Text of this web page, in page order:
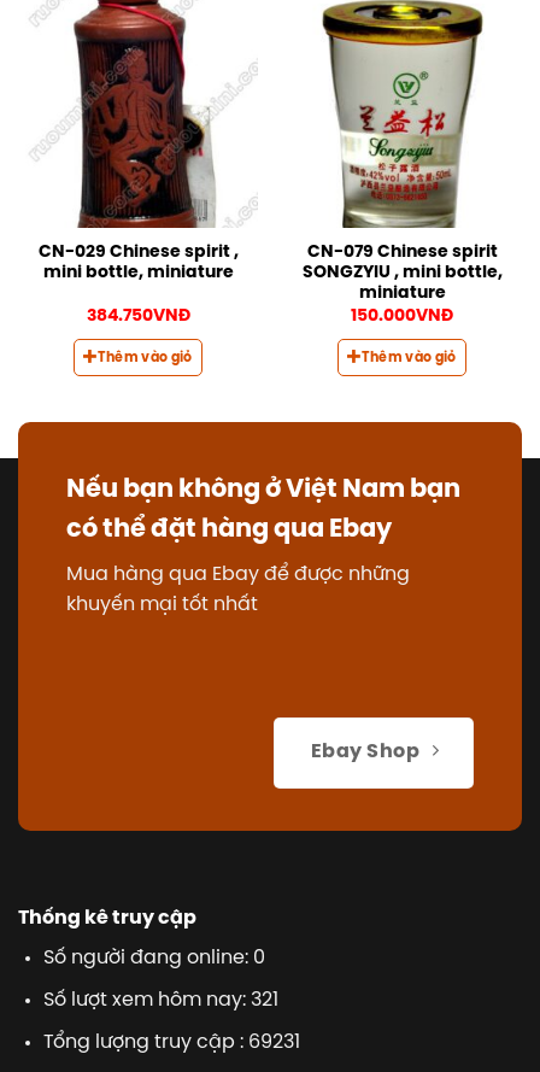
CN-029 Chinese spirit ,
mini bottle, miniature
384.750VNĐ
Thêm vào giỏ
CN-079 Chinese spirit
SONGZYIU , mini bottle,
miniature
150.000VNĐ
Thêm vào giỏ
Nếu bạn không ở Việt Nam bạn
có thể đặt hàng qua Ebay
Mua hàng qua Ebay để được những
khuyến mại tốt nhất
Ebay Shop
Thống kê truy cập
Số người đang online: 0
Số lượt xem hôm nay: 321
Tổng lượng truy cập : 69231